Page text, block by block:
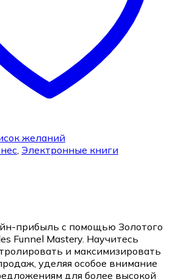
желаний
, Электронные книги
прибыль с помощью Золотого
Funnel Mastery. Научитесь
и максимизировать
уделяя особое внимание
для более высокой